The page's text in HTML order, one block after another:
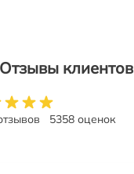
Отзывы клиентов
5358 оценок